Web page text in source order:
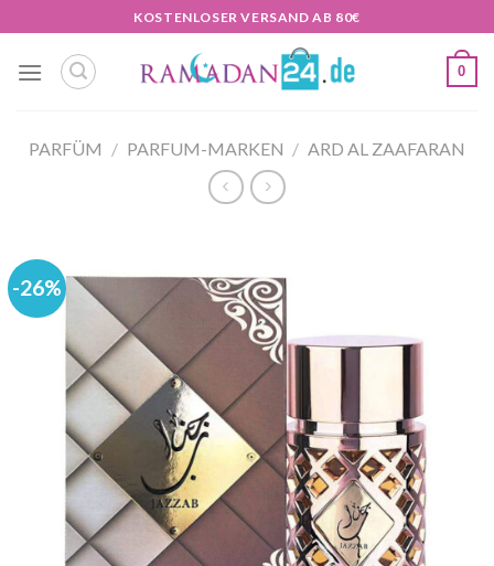
Inhalt
springen
KOSTENLOSER VERSAND AB 80€
0
PARFÜM / PARFUM-MARKEN / ARD AL ZAAFARAN
-26%